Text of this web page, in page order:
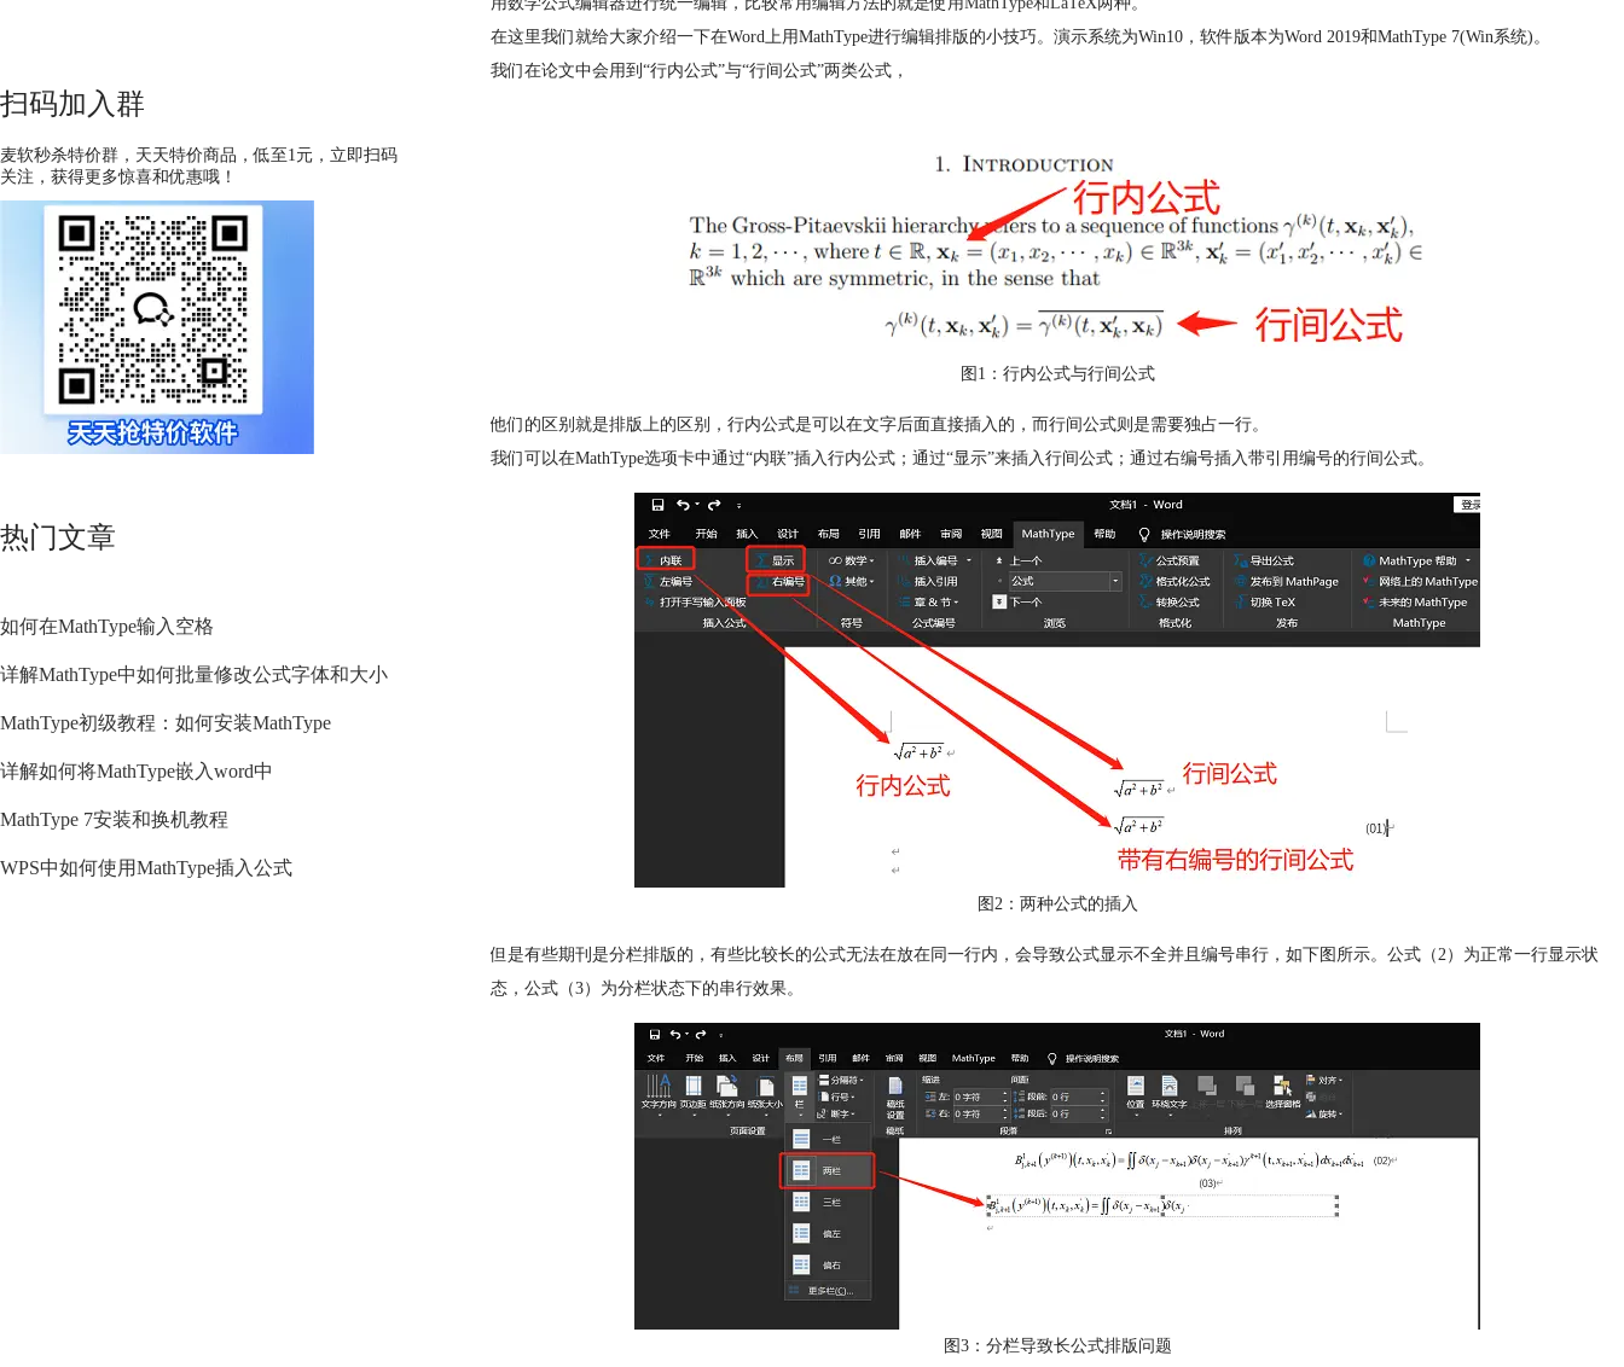
扫码加入群
麦软秒杀特价群，天天特价商品，低至1元，立即扫码
关注，获得更多惊喜和优惠哦！
热门文章
如何在MathType输入空格
详解MathType中如何批量修改公式字体和大小
MathType初级教程：如何安装MathType
详解如何将MathType嵌入word中
MathType 7安装和换机教程
WPS中如何使用MathType插入公式
在这里我们就给大家介绍一下在Word上用MathType进行编辑排版的小技巧。演示系统为Win10，软件版本为Word 2019和MathType 7(Win系统)。
我们在论文中会用到“行内公式”与“行间公式”两类公式，
图1：行内公式与行间公式
他们的区别就是排版上的区别，行内公式是可以在文字后面直接插入的，而行间公式则是需要独占一行。
我们可以在MathType选项卡中通过“内联”插入行内公式；通过“显示”来插入行间公式；通过右编号插入带引用编号的行间公式。
图2：两种公式的插入
但是有些期刊是分栏排版的，有些比较长的公式无法在放在同一行内，会导致公式显示不全并且编号串行，如下图所示。公式（2）为正常一行显示状
态，公式（3）为分栏状态下的串行效果。
图3：分栏导致长公式排版问题